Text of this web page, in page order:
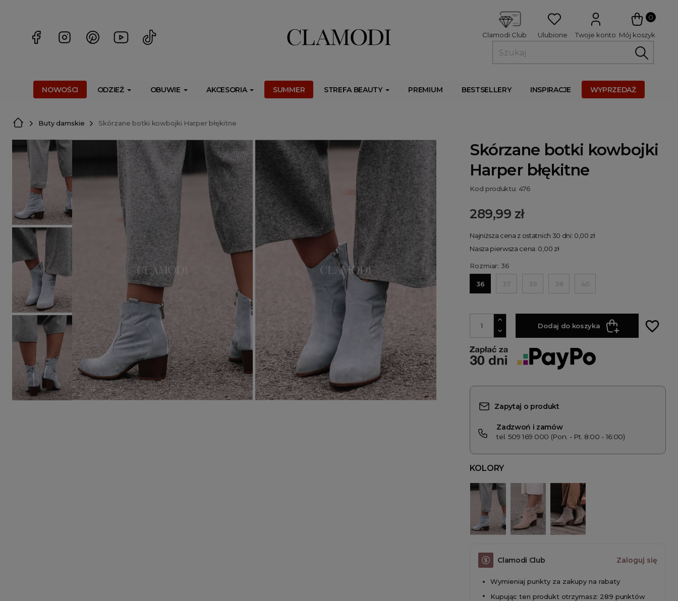
0
Mój koszyk
Twoje konto
Ulubione
Clamodi Club
NOWOŚCI ODZIEŻ OBUWIE AKCESORIA SUMMER STREFA BEAUTY PREMIUM BESTSELLERY INSPIRACJE WYPRZEDAŻ
Buty damskie Skórzane botki kowbojki Harper błękitne
Skórzane botki kowbojki
Harper błękitne
Kod produktu: 476
289,99 zł
Najniższa cena z ostatnich 30 dni: 0,00 zł
Nasza pierwsza cena: 0,00 zł
Rozmiar: 36
36 37 39 38 40
Dodaj do koszyka favorite_border
Zapytaj o produkt
Zadzwoń i zamów
tel. 509 169 000 (Pon. - Pt. 8:00 - 16:00)
KOLORY
Clamodi Club Zaloguj się
Wymieniaj punkty za zakupy na rabaty
Kupując ten produkt otrzymasz: 289 punktów